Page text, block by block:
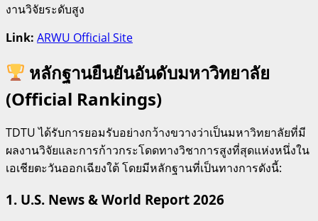
งานวิจัยระดับสูง
Link: ARWU Official Site
หลักฐานยืนยันอันดับมหาวิทยาลัย
(Official Rankings)
TDTU ได้รับการยอมรับอย่างกว้างขวางว่าเป็นมหาวิทยาลัยที่มี
ผลงานวิจัยและการก้าวกระโดดทางวิชาการสูงที่สุดแห่งหนึ่งใน
เอเชียตะวันออกเฉียงใต้ โดยมีหลักฐานที่เป็นทางการดังนี้:
1. U.S. News & World Report 2026